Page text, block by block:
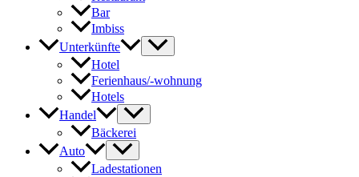
Bar
Imbiss
Unterkünfte
Hotel
Ferienhaus/-wohnung
Hotels
Handel
Bäckerei
Auto
Ladestationen